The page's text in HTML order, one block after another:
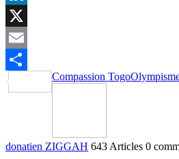
LinkedIn
X
Email
Partager
Compassion Togo
donatien ZIGGAH 643 Articles 0